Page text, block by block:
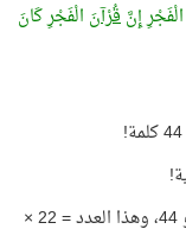
الْفَجْرِ إِنَّقُرْآنَ الْفَجْرِ كَانَ
ورقم الآية التي تكرر فيها الضمير "هو" مرّتين هو 44، وهذا العدد = 22 ×